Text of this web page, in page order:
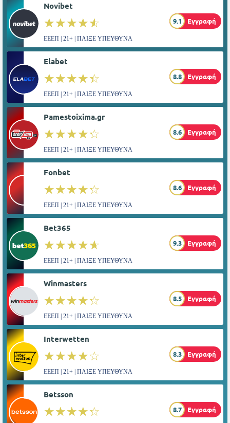
Novibet
☆☆☆☆☆
★★★★★ 9.1 Εγγραφή
ΕΕΕΠ | 21+ | ΠΑΙΞΕ ΥΠΕΥΘΥΝΑ
Elabet
☆☆☆☆☆
★★★★★ 8.8 Εγγραφή
ΕΕΕΠ | 21+ | ΠΑΙΞΕ ΥΠΕΥΘΥΝΑ
Pamestoixima.gr
☆☆☆☆☆
★★★★★ 8.6 Εγγραφή
ΕΕΕΠ | 21+ | ΠΑΙΞΕ ΥΠΕΥΘΥΝΑ
Fonbet
☆☆☆☆☆
★★★★★ 8.6 Εγγραφή
ΕΕΕΠ | 21+ | ΠΑΙΞΕ ΥΠΕΥΘΥΝΑ
Bet365
☆☆☆☆☆
★★★★★ 9.3 Εγγραφή
ΕΕΕΠ | 21+ | ΠΑΙΞΕ ΥΠΕΥΘΥΝΑ
Winmasters
☆☆☆☆☆
★★★★★ 8.5 Εγγραφή
ΕΕΕΠ | 21+ | ΠΑΙΞΕ ΥΠΕΥΘΥΝΑ
Interwetten
☆☆☆☆☆
★★★★★ 8.3 Εγγραφή
ΕΕΕΠ | 21+ | ΠΑΙΞΕ ΥΠΕΥΘΥΝΑ
Betsson
☆☆☆☆☆
★★★★★ 8.7 Εγγραφή